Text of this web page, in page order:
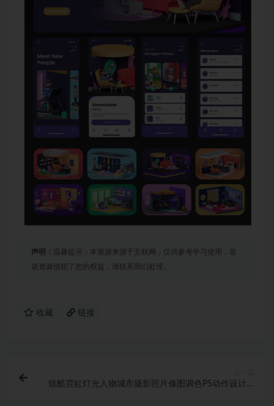
声明： 温馨提示：本资源来源于互联网，仅供参考学习使用，若
该资源侵犯了您的权益，请联系我们处理。
收藏 链接
炫酷霓虹灯光人物城市摄影照片修图调色PS动作设计素